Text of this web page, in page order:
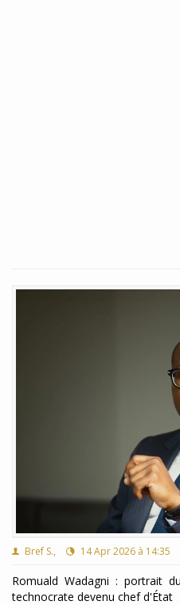
Bref S., 14 Apr 2026 à 14:35
Romuald Wadagni : portrait
technocrate devenu chef d'État